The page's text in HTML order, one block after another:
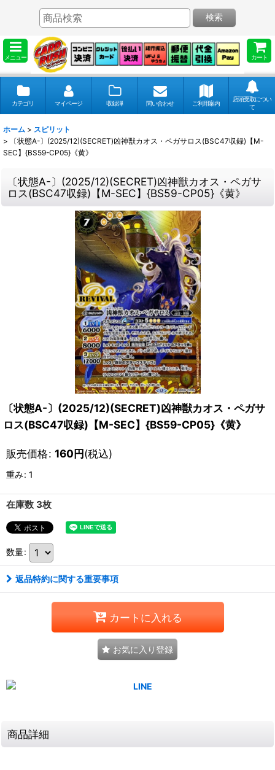
メニュー カート
検索
カテゴリ マイページ 収録弾 問い合わせ ご利用案内
店頭受取につい
て
ホーム > スピリット
>
〔状態A-〕(2025/12)(SECRET)凶神獣カオス・ペガサロス(BSC47収録)【M-
SEC】{BS59-CP05}《黄》
〔状態A-〕(2025/12)(SECRET)凶神獣カオス・ペガサ
ロス(BSC47収録)【M-SEC】{BS59-CP05}《黄》
〔状態A-〕(2025/12)(SECRET)凶神獣カオス・ペガサ
ロス(BSC47収録)【M-SEC】{BS59-CP05}《黄》
販売価格: 160円(税込)
重み: 1
在庫数 3枚
数量:
返品特約に関する重要事項
カートに入れる
お気に入り登録
商品詳細